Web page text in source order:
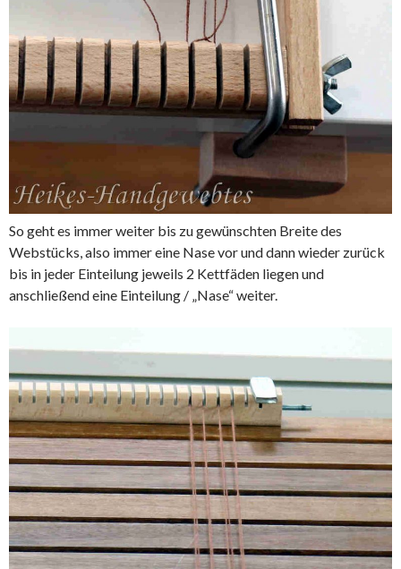
So geht es immer weiter bis zu gewünschten Breite des
Webstücks, also immer eine Nase vor und dann wieder zurück
bis in jeder Einteilung jeweils 2 Kettfäden liegen und
anschließend eine Einteilung / „Nase“ weiter.